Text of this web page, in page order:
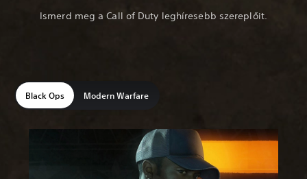
Ismerd meg a Call of Duty leghíresebb szereplőit.
Black Ops Modern Warfare